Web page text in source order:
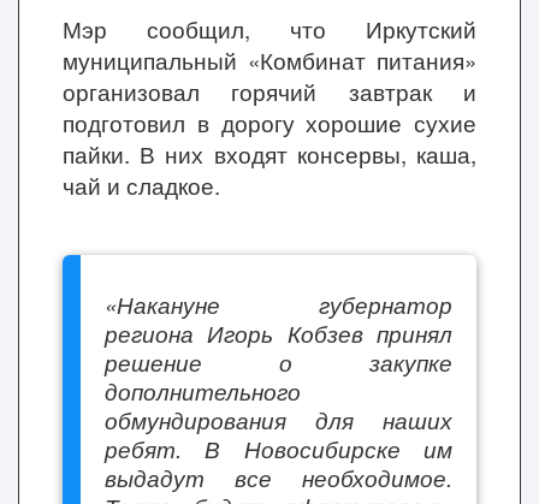
Мэр сообщил, что Иркутский
муниципальный «Комбинат питания»
организовал горячий завтрак и
подготовил в дорогу хорошие сухие
пайки. В них входят консервы, каша,
чай и сладкое.
«Накануне губернатор
региона Игорь Кобзев принял
решение о закупке
дополнительного
обмундирования для наших
ребят. В Новосибирске им
выдадут все необходимое.